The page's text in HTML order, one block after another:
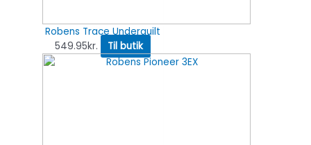
Robens Trace Underquilt
549.95kr. Til butik